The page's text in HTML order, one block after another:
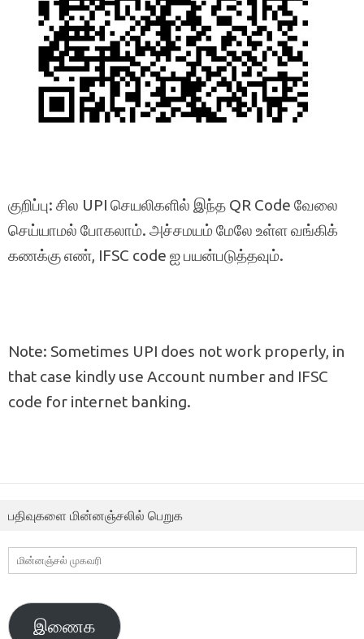
குறிப்பு: சில UPI செயலிகளில் இந்த QR Code வேலை
செய்யாமல் போகலாம். அச்சமயம் மேலே உள்ள வங்கிக்
கணக்கு எண், IFSC code ஐ பயன்படுத்தவும்.
Note: Sometimes UPI does not work properly, in
that case kindly use Account number and IFSC
code for internet banking.
பதிவுகளை மின்னஞ்சலில் பெறுக
மின்னஞ்சல்
முகவரி
இணைக